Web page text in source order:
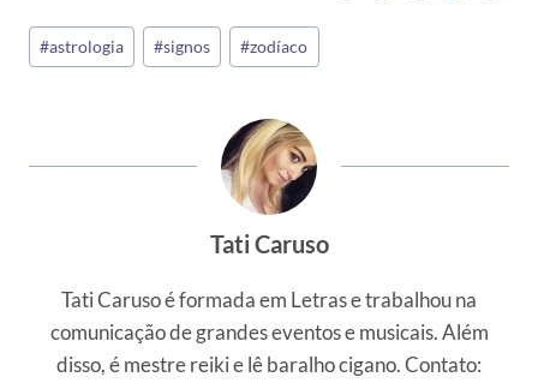
Tags
do
#astrologia #signos #zodíaco
Tati Caruso
Tati Caruso é formada em Letras e trabalhou na
comunicação de grandes eventos e musicais. Além
disso, é mestre reiki e lê baralho cigano. Contato: